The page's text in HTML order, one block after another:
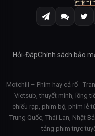
Hỏi-ĐápChính sách bảo
Motchill – Phim hay cả rổ -
Vietsub, thuyết minh, lồng
chiếu rạp, phim bộ, phim lẻ
Trung Quốc, Thái Lan, Nhật
tảng phim trực